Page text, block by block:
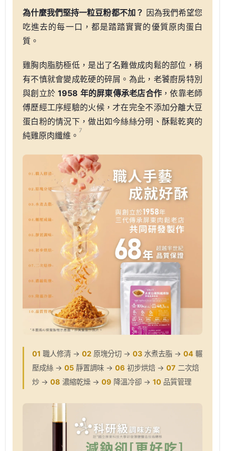
為什麼我們堅持一粒豆粉都不加？ 因為我們希望您
吃進去的每一口，都是踏踏實實的優質原肉蛋白
質。
雞胸肉脂肪極低，是出了名難做成肉鬆的部位，稍
有不慎就會變成乾硬的碎屑。為此，老饕廚房特別
與創立於1958 年的屏東傳承老店合作 ，依靠老師
傅歷經工序經驗的火候，才在完全不添加分離大豆
蛋白粉的情況下，做出如今絲絲分明、酥鬆乾爽的
純雞原肉纖維。
7
01 職人修清 → 02 原塊分切 → 03 水煮去脂 → 04 輾
壓成絲 → 05 靜置調味 → 06 初步烘焙 → 07 二次焙
炒 → 08 濃縮乾燥 → 09 降溫冷卻 → 10 品質管理